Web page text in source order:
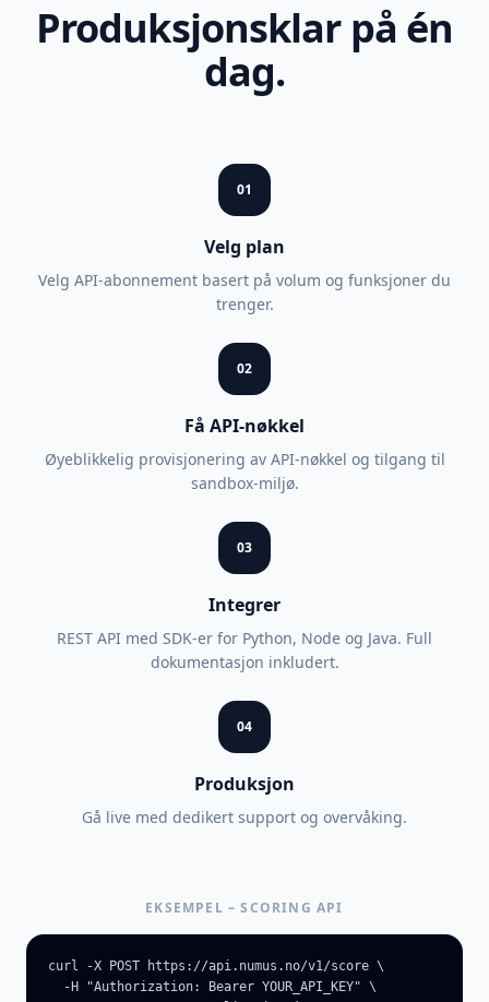
Produksjonsklar på én
dag.
01
Velg plan
Velg API-abonnement basert på volum og funksjoner du
trenger.
02
Få API-nøkkel
Øyeblikkelig provisjonering av API-nøkkel og tilgang til
sandbox-miljø.
03
Integrer
REST API med SDK-er for Python, Node og Java. Full
dokumentasjon inkludert.
04
Produksjon
Gå live med dedikert support og overvåking.
EKSEMPEL – SCORING API
curl -X POST https://api.numus.no/v1/score \
  -H "Authorization: Bearer YOUR_API_KEY" \